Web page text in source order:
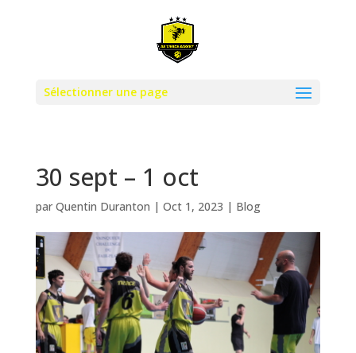
Sélectionner une page
30 sept – 1 oct
par Quentin Duranton | Oct 1, 2023 | Blog